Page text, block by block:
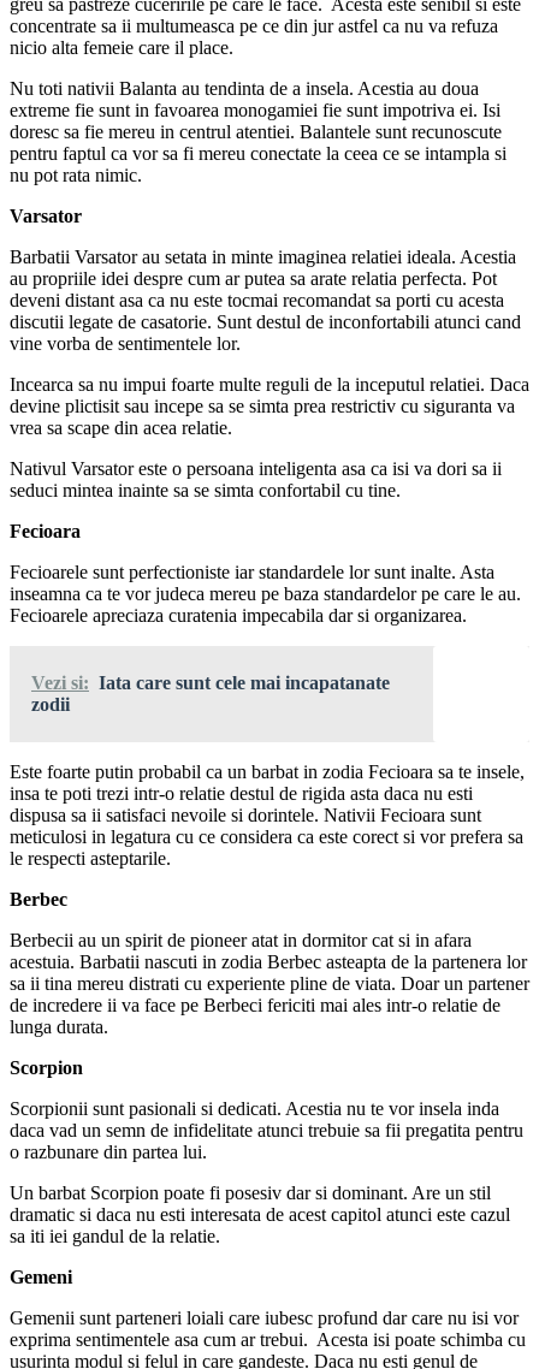
greu sa pastreze cuceririle pe care le face. Acesta este senibil si este
concentrate sa ii multumeasca pe ce din jur astfel ca nu va refuza
nicio alta femeie care il place.
Nu toti nativii Balanta au tendinta de a insela. Acestia au doua
extreme fie sunt in favoarea monogamiei fie sunt impotriva ei. Isi
doresc sa fie mereu in centrul atentiei. Balantele sunt recunoscute
pentru faptul ca vor sa fi mereu conectate la ceea ce se intampla si
nu pot rata nimic.
Varsator
Barbatii Varsator au setata in minte imaginea relatiei ideala. Acestia
au propriile idei despre cum ar putea sa arate relatia perfecta. Pot
deveni distant asa ca nu este tocmai recomandat sa porti cu acesta
discutii legate de casatorie. Sunt destul de inconfortabili atunci cand
vine vorba de sentimentele lor.
Incearca sa nu impui foarte multe reguli de la inceputul relatiei. Daca
devine plictisit sau incepe sa se simta prea restrictiv cu siguranta va
vrea sa scape din acea relatie.
Nativul Varsator este o persoana inteligenta asa ca isi va dori sa ii
seduci mintea inainte sa se simta confortabil cu tine.
Fecioara
Fecioarele sunt perfectioniste iar standardele lor sunt inalte. Asta
inseamna ca te vor judeca mereu pe baza standardelor pe care le au.
Fecioarele apreciaza curatenia impecabila dar si organizarea.
Vezi si: Iata care sunt cele mai incapatanate
zodii
Este foarte putin probabil ca un barbat in zodia Fecioara sa te insele,
insa te poti trezi intr-o relatie destul de rigida asta daca nu esti
dispusa sa ii satisfaci nevoile si dorintele. Nativii Fecioara sunt
meticulosi in legatura cu ce considera ca este corect si vor prefera sa
le respecti asteptarile.
Berbec
Berbecii au un spirit de pioneer atat in dormitor cat si in afara
acestuia. Barbatii nascuti in zodia Berbec asteapta de la partenera lor
sa ii tina mereu distrati cu experiente pline de viata. Doar un partener
de incredere ii va face pe Berbeci fericiti mai ales intr-o relatie de
lunga durata.
Scorpion
Scorpionii sunt pasionali si dedicati. Acestia nu te vor insela inda
daca vad un semn de infidelitate atunci trebuie sa fii pregatita pentru
o razbunare din partea lui.
Un barbat Scorpion poate fi posesiv dar si dominant. Are un stil
dramatic si daca nu esti interesata de acest capitol atunci este cazul
sa iti iei gandul de la relatie.
Gemeni
Gemenii sunt parteneri loiali care iubesc profund dar care nu isi vor
exprima sentimentele asa cum ar trebui. Acesta isi poate schimba cu
usurinta modul si felul in care gandeste. Daca nu esti genul de